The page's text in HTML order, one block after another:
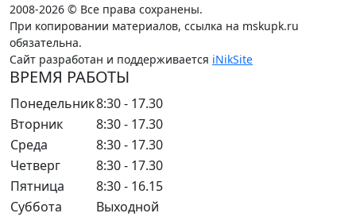
2008-2026 © Все права сохранены.
При копировании материалов, ссылка на mskupk.ru
обязательна.
Сайт разработан и поддерживается iNikSite
ВРЕМЯ РАБОТЫ
Понедельник8:30 - 17.30
Вторник
8:30 - 17.30
Среда
8:30 - 17.30
Четверг
8:30 - 17.30
Пятница
8:30 - 16.15
Суббота
Выходной